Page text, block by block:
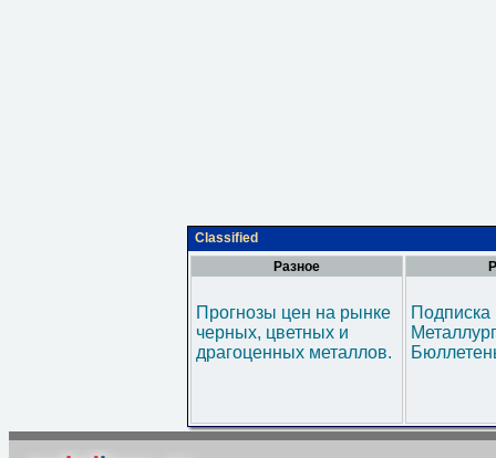
Classified
Разное
Прогнозы цен на рынке
черных, цветных и
драгоценных металлов.